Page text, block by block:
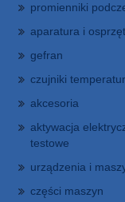
promienniki
aparatura i osprzęt
gefran
czujniki
akcesoria
aktywacja
testowe
urządzenia i
części maszyn